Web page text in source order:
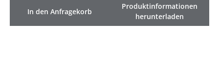
In den Anfragekorb
Produktinformationen
herunterladen